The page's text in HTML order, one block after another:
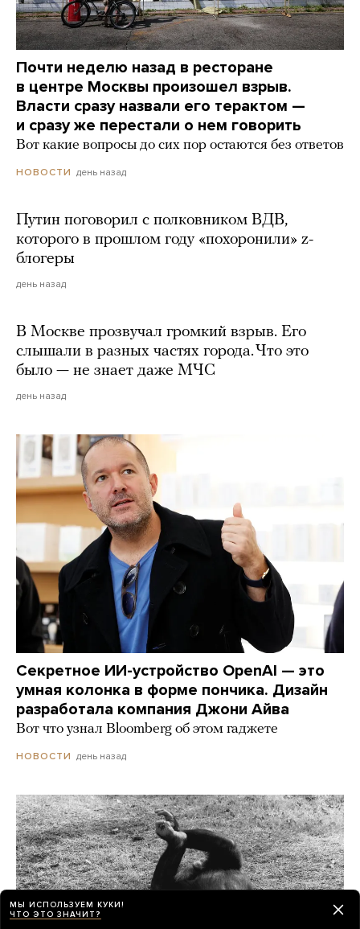
Почти неделю назад в ресторане
в центре Москвы произошел взрыв.
Власти сразу назвали его терактом —
и сразу же перестали о нем говорить
Вот какие вопросы до сих пор остаются без ответов
НОВОСТИ день назад
Путин поговорил с полковником ВДВ,
которого в прошлом году «похоронили» z-
блогеры
день назад
В Москве прозвучал громкий взрыв. Его
слышали в разных частях города. Что это
было — не знает даже МЧС
день назад
Секретное ИИ-устройство OpenAI — это
умная колонка в форме пончика. Дизайн
разработала компания Джони Айва
Вот что узнал Bloomberg об этом гаджете
НОВОСТИ день назад
МЫ ИСПОЛЬЗУЕМ КУКИ!
ЧТО ЭТО ЗНАЧИТ?